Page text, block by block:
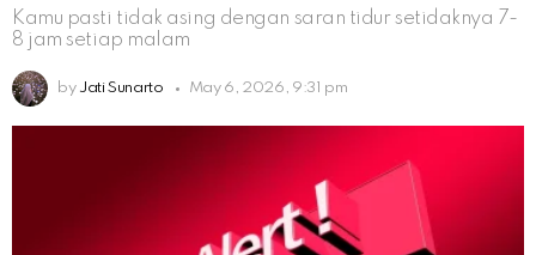
Kamu pasti tidak asing dengan saran tidur setidaknya 7-
8 jam setiap malam
by Jati Sunarto May 6, 2026, 9:31 pm